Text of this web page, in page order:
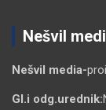
Nešvil
Nešvil media-
Gl.i odg.urednik: